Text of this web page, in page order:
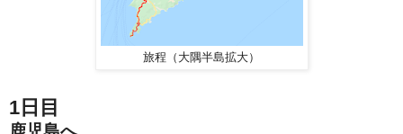
旅程（大隅半島拡大）
1日目